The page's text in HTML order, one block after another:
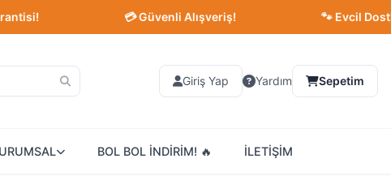
💳 Güvenli Alışveriş! 🐾 Evcil
Giriş Yap Yardım Sepetim
BOL BOL İNDİRİM! 🔥 İLETİŞİM